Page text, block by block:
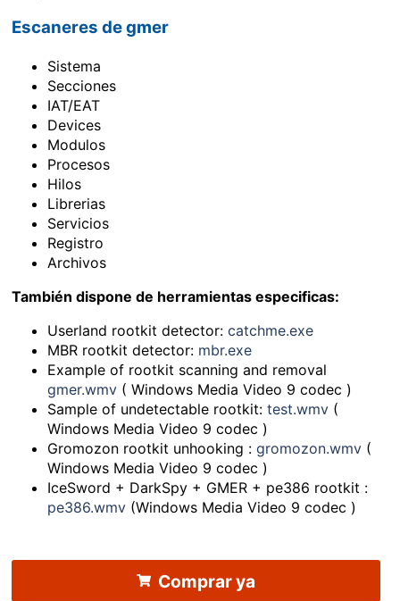
Escaneres de gmer
Sistema
Secciones
IAT/EAT
Devices
Modulos
Procesos
Hilos
Librerias
Servicios
Registro
Archivos
También dispone de herramientas especificas:
Userland rootkit detector:catchme.exe
MBR rootkit detector: mbr.exe
Example of rootkit scanning and removal
gmer.wmv ( Windows Media Video 9 codec )
Sample of undetectable rootkit:test.wmv (
Windows Media Video 9 codec )
Gromozon rootkit unhooking :gromozon.wmv (
Windows Media Video 9 codec )
IceSword + DarkSpy + GMER + pe386 rootkit :
pe386.wmv (Windows Media Video 9 codec )
Comprar ya